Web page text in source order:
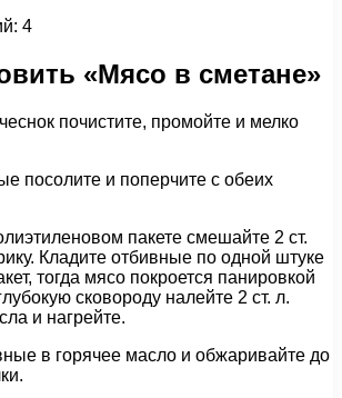
4
«Мясо в сметане»
почистите, промойте и мелко
посолите и поперчите с обеих
пакете смешайте 2 ст.
Кладите отбивные по одной штуке
тогда мясо покроется панировкой
сковороду налейте 2 ст. л.
и нагрейте.
в горячее масло и обжаривайте до